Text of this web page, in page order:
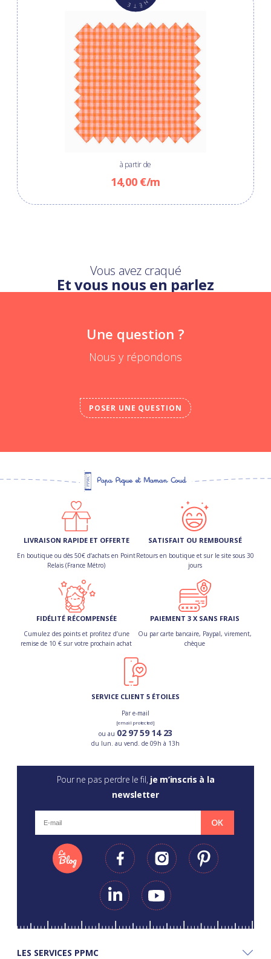
à partir de
14,00 €/m
Vous avez craqué
Et vous nous en parlez
Une question ?
Nous y répondons
POSER UNE QUESTION
LIVRAISON RAPIDE ET OFFERTE
En boutique ou dès 50€ d’achats en Point
Relais (France Métro)
SATISFAIT OU REMBOURSÉ
Retours en boutique et sur le site sous 30
jours
FIDÉLITÉ RÉCOMPENSÉE
Cumulez des points et profitez d’une
remise de 10 € sur votre prochain achat
PAIEMENT 3 X SANS FRAIS
Ou par carte bancaire, Paypal, virement,
chèque
SERVICE CLIENT 5 ÉTOILES
Par e-mail
[email protected]
ou au 02 97 59 14 23
du lun. au vend. de 09h à 13h
Pour ne pas perdre le fil, je m’inscris à la
newsletter
OK
LES SERVICES PPMC